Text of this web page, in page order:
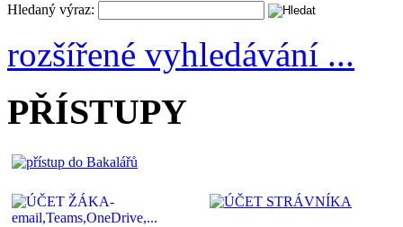
Hledaný výraz:
rozšířené vyhledávání ...
PŘÍSTUPY